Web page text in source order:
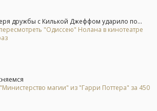
дружбы с Килькой Джеффом ударило по...
"Одиссею" Нолана в кинотеатре
магии" из "Гарри Поттера" за 450